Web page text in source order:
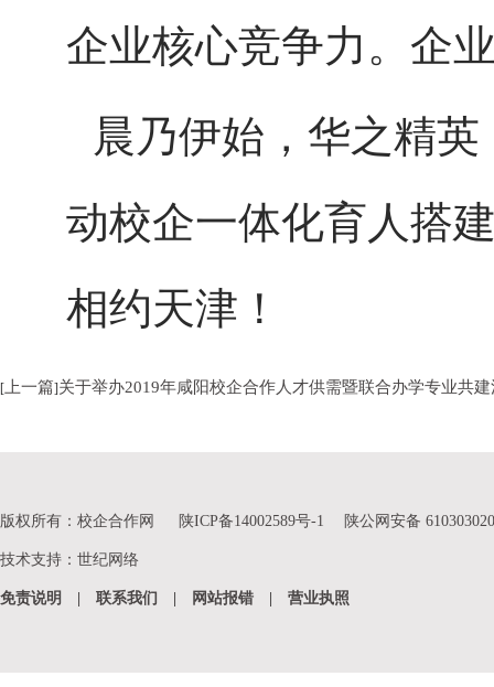
企业核心竞争力。企
晨乃伊始，华之精
动校企一体化育人搭
相约天津！
[ 上一篇]关于举办2019年咸阳校企合作人才供需暨联合办学专业共
版权所有：校企合作网 陕ICP备14002589号-1 陕公网安备
技术支持 ： 世纪网络
免责说明 联系我们 网站报错 营业执照